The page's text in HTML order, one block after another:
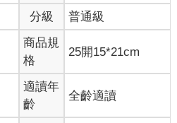
分級 普通級
商品規
格
25開15*21cm
適讀年
齡
全齡適讀